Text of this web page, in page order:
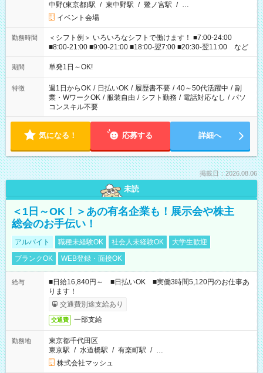
中野(東京都)駅 / 東中野駅 / 鷺ノ宮駅 / …
イベント会場
勤務時間
＜シフト例＞ いろいろなシフトで働けます！ ■7:00-24:00
■8:00-21:00 ■9:00-21:00 ■18:00-翌7:00 ■20:30-翌11:00 など
期間 単発1日～OK!
特徴 週1日からOK / 日払いOK / 履歴書不要 / 40～50代活躍中 / 副
業・WワークOK / 服装自由 / シフト勤務 / 電話対応なし / パソ
コンスキル不要
気になる！ 応募する 詳細へ
掲載日：2026.08.06
未読
＜1日～OK！＞あの有名企業も！展示会や株主
総会のお手伝い！
アルバイト 職種未経験OK 社会人未経験OK
大学生歓迎
ブランクOK
WEB登録・面接OK
給与
■日給16,840円～ ■日払いOK ■実働3時間5,120円のお仕事あ
ります！
交通費別途支給あり
交通費 一部支給
勤務地
東京都千代田区
東京駅 / 水道橋駅 / 有楽町駅 / …
株式会社マッシュ